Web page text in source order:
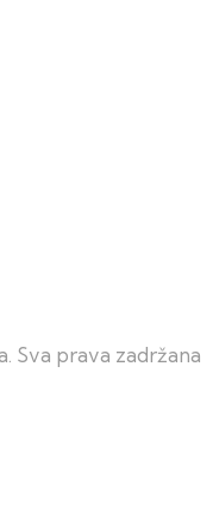
Sva prava zadržana